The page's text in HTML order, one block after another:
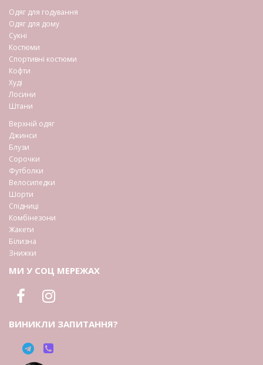
Одяг для годування
Одяг для дому
Сукні
Костюми
Спортивні костюми
Кофти
Худі
Лосини
Штани
Верхній одяг
Джинси
Блузи
Сорочки
Футболки
Велосипедки
Шорти
Спідниці
Комбінезони
Жакети
Білизна
Знижки
МИ У СОЦ МЕРЕЖАХ
ВИНИКЛИ ЗАПИТАННЯ?